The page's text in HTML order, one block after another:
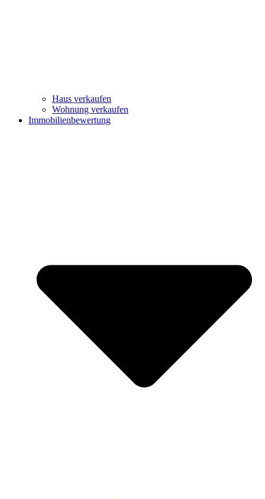
Haus verkaufen
Wohnung verkaufen
Immobilienbewertung